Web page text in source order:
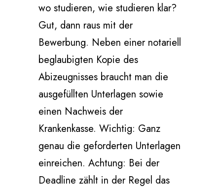
wo studieren, wie studieren klar?
Gut, dann raus mit der
Bewerbung. Neben einer notariell
beglaubigten Kopie des
Abizeugnisses braucht man die
ausgefüllten Unterlagen sowie
einen Nachweis der
Krankenkasse. Wichtig: Ganz
genau die geforderten Unterlagen
einreichen. Achtung: Bei der
Deadline zählt in der Regel das